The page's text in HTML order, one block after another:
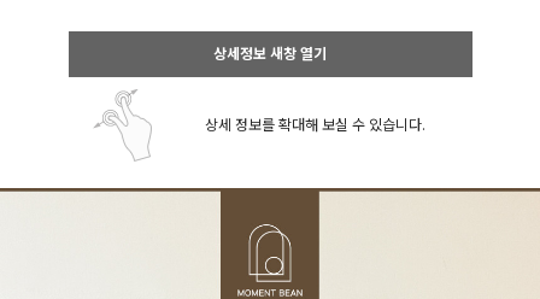
상세정보 새창 열기
상세 정보를 확대해 보실 수 있습니다.